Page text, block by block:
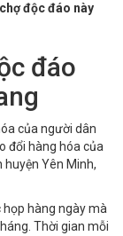
độc đáo này
đáo
của người dân
đổi hàng hóa của
Yên Minh,
họp hàng ngày mà
Thời gian mỗi